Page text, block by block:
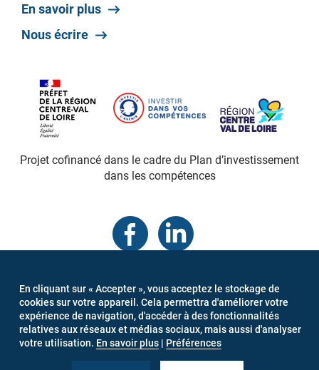
En savoir plus
Nous écrire
Projet cofinancé dans le cadre du Plan d’investissement
dans les compétences
MENU
PIED
DE
PAGE
Connexion Mentions légales
Newsletter
Gestion des cookies
En cliquant sur « Accepter », vous acceptez le stockage de
cookies sur votre appareil. Cela permettra d'améliorer votre
expérience de navigation, d'accéder à des fonctionnalités
relatives aux réseaux et médias sociaux, mais aussi d'analyser
votre utilisation. En savoir plus| Préférences